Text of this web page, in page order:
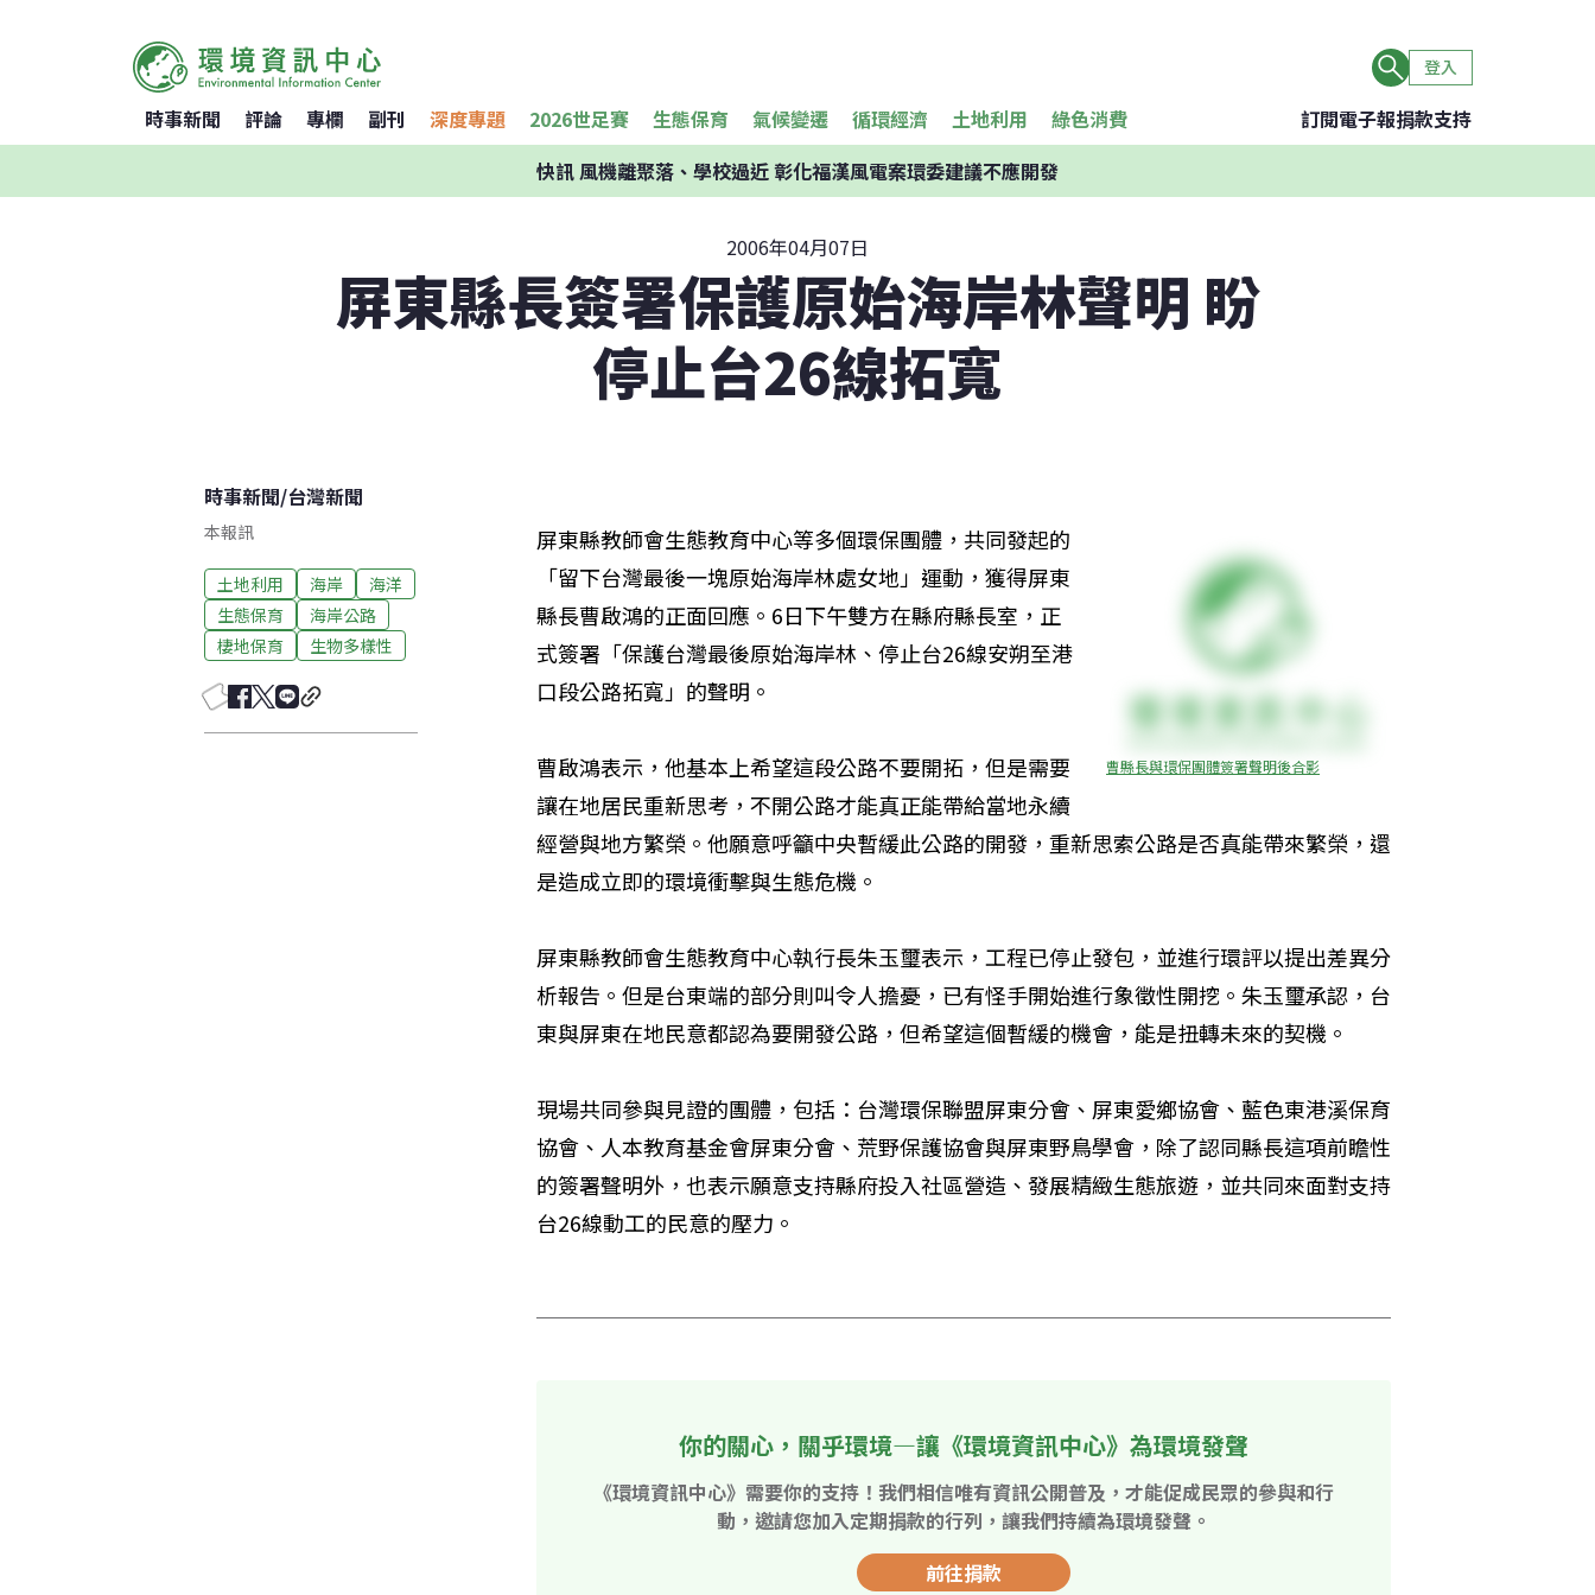
登入
時事新聞 評論 專欄 副刊 深度專題 2026世足賽 生態保育 氣候變遷 循環經濟 土地利用 綠色消費 訂閱電子報捐款支持
快訊風機離聚落、學校過近 彰化福漢風電案環委建議不應開發
2006年04月07日
屏東縣長簽署保護原始海岸林聲明 盼
停止台26線拓寬
時事新聞/台灣新聞
本報訊
土地利用 海岸
海洋
生態保育
海岸公路
棲地保育
生物多樣性
曹縣長與環保團體簽署聲明後合影
屏東縣教師會生態教育中心等多個環保團體，共同發起的
「留下台灣最後一塊原始海岸林處女地」運動，獲得屏東
縣長曹啟鴻的正面回應。6日下午雙方在縣府縣長室，正
式簽署「保護台灣最後原始海岸林、停止台26線安朔至港
口段公路拓寬」的聲明。
曹啟鴻表示，他基本上希望這段公路不要開拓，但是需要
讓在地居民重新思考，不開公路才能真正能帶給當地永續
經營與地方繁榮。他願意呼籲中央暫緩此公路的開發，重新思索公路是否真能帶來繁榮，還
是造成立即的環境衝擊與生態危機。
屏東縣教師會生態教育中心執行長朱玉璽表示，工程已停止發包，並進行環評以提出差異分
析報告。但是台東端的部分則叫令人擔憂，已有怪手開始進行象徵性開挖。朱玉璽承認，台
東與屏東在地民意都認為要開發公路，但希望這個暫緩的機會，能是扭轉未來的契機。
現場共同參與見證的團體，包括：台灣環保聯盟屏東分會、屏東愛鄉協會、藍色東港溪保育
協會、人本教育基金會屏東分會、荒野保護協會與屏東野鳥學會，除了認同縣長這項前瞻性
的簽署聲明外，也表示願意支持縣府投入社區營造、發展精緻生態旅遊，並共同來面對支持
台26線動工的民意的壓力。
你的關心，關乎環境—讓《環境資訊中心》為環境發聲
《環境資訊中心》需要你的支持！我們相信唯有資訊公開普及，才能促成民眾的參與和行
動，邀請您加入定期捐款的行列，讓我們持續為環境發聲。
前往捐款